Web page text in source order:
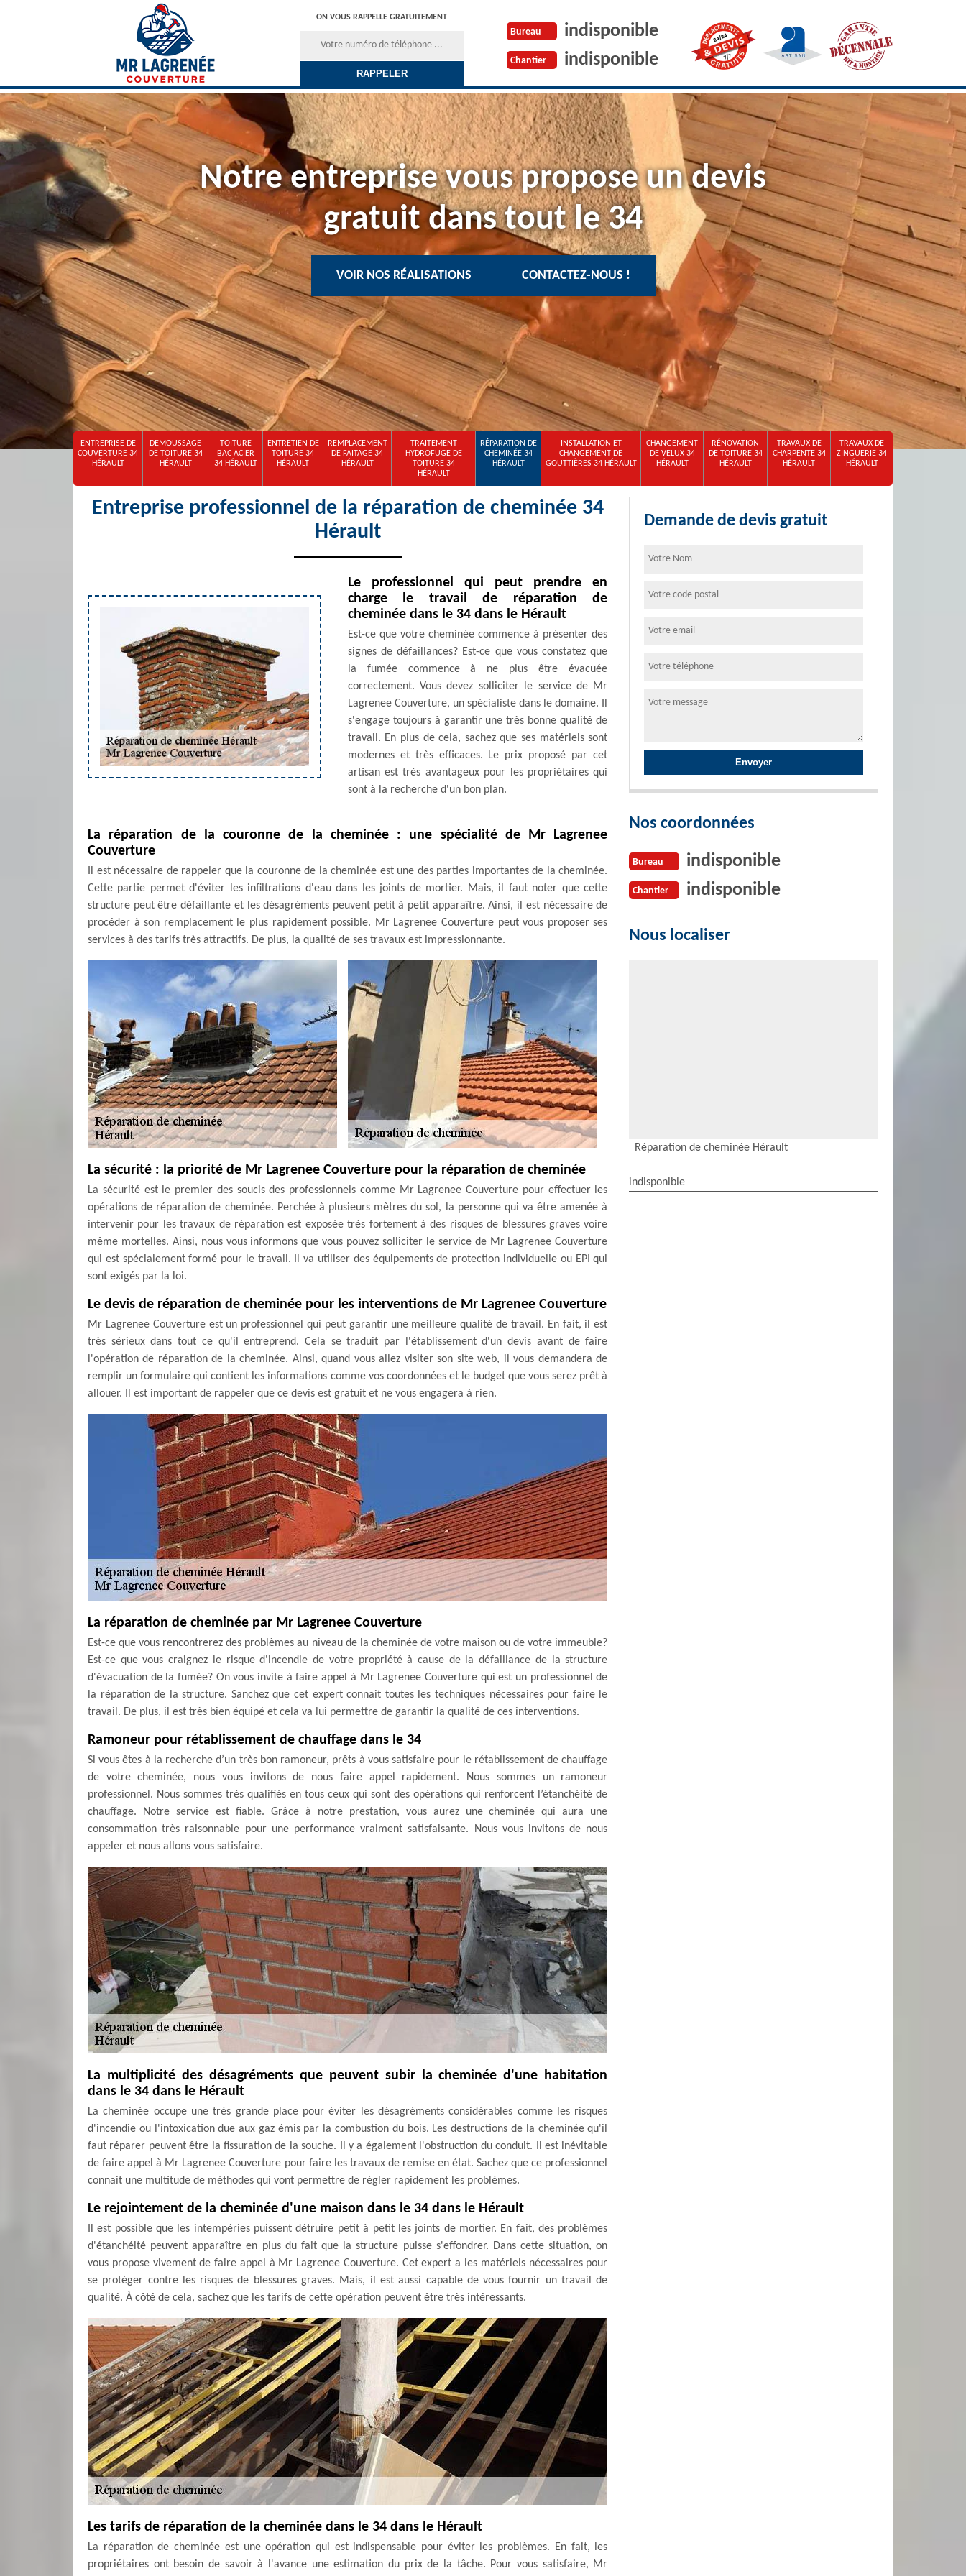
ON VOUS RAPPELLE GRATUITEMENT
Bureau indisponible
Chantier indisponible
Notre entreprise vous propose un devis
gratuit dans tout le 34
VOIR NOS RÉALISATIONS CONTACTEZ-NOUS !
ENTREPRISE DE
COUVERTURE 34
HÉRAULT
DEMOUSSAGE
DE TOITURE 34
HÉRAULT
TOITURE
BAC ACIER
34 HÉRAULT
ENTRETIEN DE
TOITURE 34
HÉRAULT
REMPLACEMENT
DE FAITAGE 34
HÉRAULT
TRAITEMENT
HYDROFUGE DE
TOITURE 34
HÉRAULT
RÉPARATION DE
CHEMINÉE 34
HÉRAULT
INSTALLATION ET
CHANGEMENT DE
GOUTTIÈRES 34 HÉRAULT
CHANGEMENT
DE VELUX 34
HÉRAULT
RÉNOVATION
DE TOITURE 34
HÉRAULT
TRAVAUX DE
CHARPENTE 34
HÉRAULT
TRAVAUX DE
ZINGUERIE 34
HÉRAULT
Entreprise professionnel de la réparation de cheminée 34
Hérault
Le professionnel qui peut prendre en
charge le travail de réparation de
cheminée dans le 34 dans le Hérault
Est-ce que votre cheminée commence à présenter des
signes de défaillances? Est-ce que vous constatez que
la fumée commence à ne plus être évacuée
correctement. Vous devez solliciter le service de Mr
Lagrenee Couverture, un spécialiste dans le domaine. Il
s'engage toujours à garantir une très bonne qualité de
travail. En plus de cela, sachez que ses matériels sont
modernes et très efficaces. Le prix proposé par cet
artisan est très avantageux pour les propriétaires qui
sont à la recherche d'un bon plan.
La réparation de la couronne de la cheminée : une spécialité de Mr Lagrenee
Couverture
Il est nécessaire de rappeler que la couronne de la cheminée est une des parties importantes de la cheminée.
Cette partie permet d'éviter les infiltrations d'eau dans les joints de mortier. Mais, il faut noter que cette
structure peut être défaillante et les désagréments peuvent petit à petit apparaître. Ainsi, il est nécessaire de
procéder à son remplacement le plus rapidement possible. Mr Lagrenee Couverture peut vous proposer ses
services à des tarifs très attractifs. De plus, la qualité de ses travaux est impressionnante.
La sécurité : la priorité de Mr Lagrenee Couverture pour la réparation de cheminée
La sécurité est le premier des soucis des professionnels comme Mr Lagrenee Couverture pour effectuer les
opérations de réparation de cheminée. Perchée à plusieurs mètres du sol, la personne qui va être amenée à
intervenir pour les travaux de réparation est exposée très fortement à des risques de blessures graves voire
même mortelles. Ainsi, nous vous informons que vous pouvez solliciter le service de Mr Lagrenee Couverture
qui est spécialement formé pour le travail. Il va utiliser des équipements de protection individuelle ou EPI qui
sont exigés par la loi.
Le devis de réparation de cheminée pour les interventions de Mr Lagrenee Couverture
Mr Lagrenee Couverture est un professionnel qui peut garantir une meilleure qualité de travail. En fait, il est
très sérieux dans tout ce qu'il entreprend. Cela se traduit par l'établissement d'un devis avant de faire
l'opération de réparation de la cheminée. Ainsi, quand vous allez visiter son site web, il vous demandera de
remplir un formulaire qui contient les informations comme vos coordonnées et le budget que vous serez prêt à
allouer. Il est important de rappeler que ce devis est gratuit et ne vous engagera à rien.
La réparation de cheminée par Mr Lagrenee Couverture
Est-ce que vous rencontrerez des problèmes au niveau de la cheminée de votre maison ou de votre immeuble?
Est-ce que vous craignez le risque d'incendie de votre propriété à cause de la défaillance de la structure
d'évacuation de la fumée? On vous invite à faire appel à Mr Lagrenee Couverture qui est un professionnel de
la réparation de la structure. Sanchez que cet expert connait toutes les techniques nécessaires pour faire le
travail. De plus, il est très bien équipé et cela va lui permettre de garantir la qualité de ces interventions.
Ramoneur pour rétablissement de chauffage dans le 34
Si vous êtes à la recherche d’un très bon ramoneur, prêts à vous satisfaire pour le rétablissement de chauffage
de votre cheminée, nous vous invitons de nous faire appel rapidement. Nous sommes un ramoneur
professionnel. Nous sommes très qualifiés en tous ceux qui sont des opérations qui renforcent l’étanchéité de
chauffage. Notre service est fiable. Grâce à notre prestation, vous aurez une cheminée qui aura une
consommation très raisonnable pour une performance vraiment satisfaisante. Nous vous invitons de nous
appeler et nous allons vous satisfaire.
La multiplicité des désagréments que peuvent subir la cheminée d'une habitation
dans le 34 dans le Hérault
La cheminée occupe une très grande place pour éviter les désagréments considérables comme les risques
d'incendie ou l'intoxication due aux gaz émis par la combustion du bois. Les destructions de la cheminée qu'il
faut réparer peuvent être la fissuration de la souche. Il y a également l'obstruction du conduit. Il est inévitable
de faire appel à Mr Lagrenee Couverture pour faire les travaux de remise en état. Sachez que ce professionnel
connait une multitude de méthodes qui vont permettre de régler rapidement les problèmes.
Le rejointement de la cheminée d'une maison dans le 34 dans le Hérault
Il est possible que les intempéries puissent détruire petit à petit les joints de mortier. En fait, des problèmes
d'étanchéité peuvent apparaître en plus du fait que la structure puisse s'effondrer. Dans cette situation, on
vous propose vivement de faire appel à Mr Lagrenee Couverture. Cet expert a les matériels nécessaires pour
se protéger contre les risques de blessures graves. Mais, il est aussi capable de vous fournir un travail de
qualité. À côté de cela, sachez que les tarifs de cette opération peuvent être très intéressants.
Les tarifs de réparation de la cheminée dans le 34 dans le Hérault
La réparation de cheminée est une opération qui est indispensable pour éviter les problèmes. En fait, les
propriétaires ont besoin de savoir à l'avance une estimation du prix de la tâche. Pour vous satisfaire, Mr
Demande de devis gratuit
Nos coordonnées
Bureau indisponible
Chantier indisponible
Nous localiser
Réparation de cheminée Hérault
indisponible